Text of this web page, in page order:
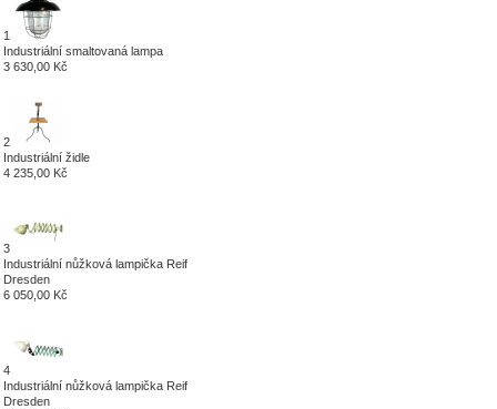
1
Industriální smaltovaná lampa
3 630,00 Kč
2
Industriální židle
4 235,00 Kč
3
Industriální nůžková lampička Reif
Dresden
6 050,00 Kč
4
Industriální nůžková lampička Reif
Dresden